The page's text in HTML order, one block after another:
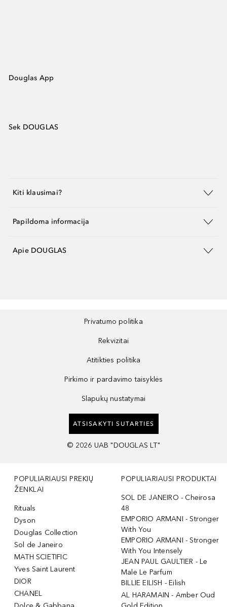
Douglas App
Sek DOUGLAS
Kiti klausimai?
Papildoma informacija
Apie DOUGLAS
Privatumo politika
Rekvizitai
Atitikties politika
Pirkimo ir pardavimo taisyklės
Slapukų nustatymai
ATSISAKYTI SUTARTIES
© 2026 UAB "DOUGLAS LT"
POPULIARIAUSI PREKIŲ
ŽENKLAI
Rituals
Dyson
Douglas Collection
Sol de Janeiro
MATH SCIETIFIC
Yves Saint Laurent
DIOR
CHANEL
POPULIARIAUSI PRODUKTAI
SOL DE JANEIRO - Cheirosa
48
EMPORIO ARMANI - Stronger
With You
EMPORIO ARMANI - Stronger
With You Intensely
JEAN PAUL GAULTIER - Le
Male Le Parfum
BILLIE EILISH - Eilish
AL HARAMAIN - Amber Oud